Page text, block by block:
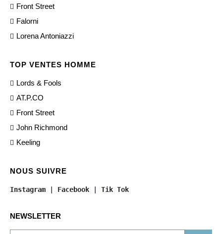
Front Street
Falorni
Lorena Antoniazzi
TOP VENTES HOMME
Lords & Fools
AT.P.CO
Front Street
John Richmond
Keeling
NOUS SUIVRE
Instagram | Facebook | Tik Tok
NEWSLETTER